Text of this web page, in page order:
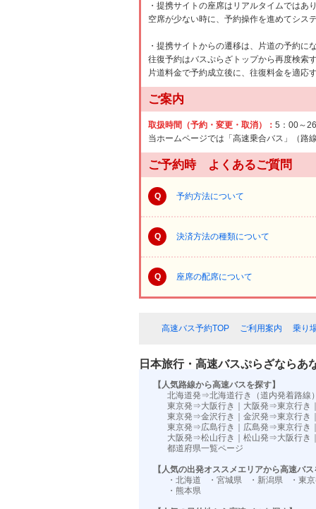
・提携サイトの座席はリアルタイムではあ
空席が少ない時に、予約操作を進めてシス
・提携サイトからの遷移は、片道の予約にな
往復予約はバスぷらざトップから再度検索
片道料金で予約成立後に、往復料金を適応
ご案内
取扱時間（予約・変更・取消）： 5：00～
当ホームページでは「高速乗合バス」（路
ご予約時 よくあるご質問
Q 予約方法について
Q 決済方法の種類について
Q 座席の配席について
高速バス予約TOP ご利用案内 乗り
日本旅行・高速バスぷらざならあ
【人気路線から高速バスを探す】
北海道発⇒北海道行き（道内発着路線）
東京発⇒大阪行き
大阪発⇒東京行き
東京発⇒金沢行き
金沢発⇒東京行き
東京発⇒広島行き
広島発⇒東京行き
大阪発⇒松山行き
松山発⇒大阪行き
都道府県一覧ページ
【人気の出発オススメエリアから高速バス
・北海道
・宮城県 ・新潟県 ・東
・熊本県